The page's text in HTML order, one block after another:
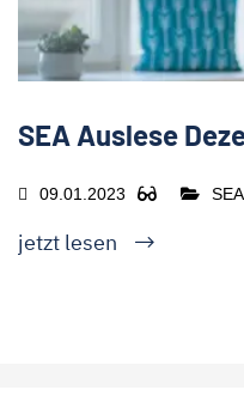
SEA Auslese
09.01.2023 SEA
jetzt lesen